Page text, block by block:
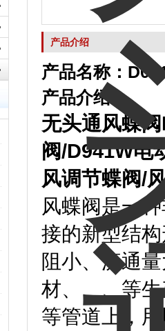
产品介绍
产品名称：
产品介绍：
无头通风蝶阀
阀/D941W电
风调节蝶阀/
风蝶阀是一
接的新型结
阻小、流通
材、、、等
等管道上，